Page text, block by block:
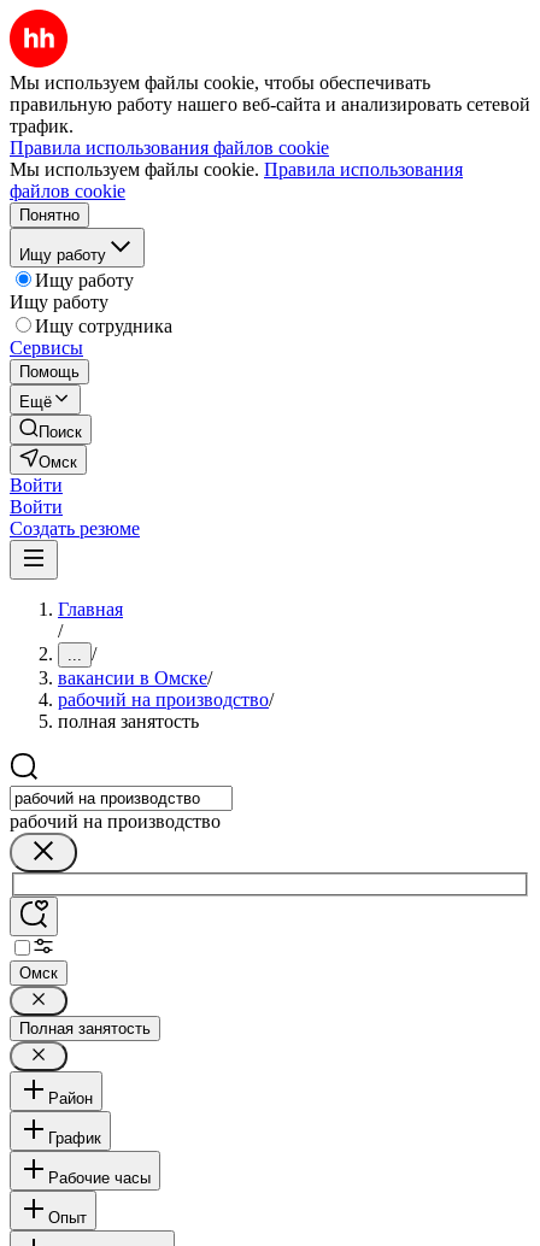
Мы используем файлы cookie, чтобы обеспечивать
правильную работу нашего веб-сайта и анализировать сетевой
трафик.
Правила использования файлов cookie
Мы используем файлы cookie. Правила использования
файлов cookie
Понятно
Ищу работу
Ищу работу
Ищу работу
Ищу сотрудника
Сервисы
Помощь
Ещё
Поиск
Омск
Войти
Войти
Создать резюме
Главная
/
... /
вакансии в Омске/
рабочий на производство/
полная занятость
рабочий на производство
Омск
Полная занятость
Район
График
Рабочие часы
Опыт